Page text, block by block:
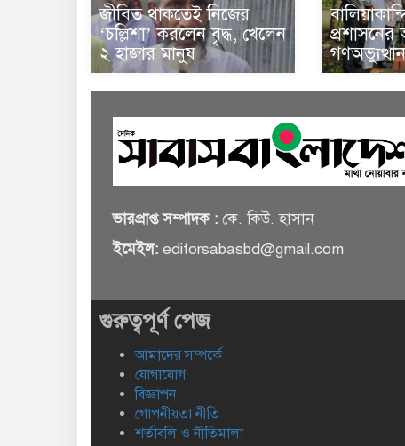
জীবিত থাকতেই নিজের
‘চল্লিশা’ করলেন বৃদ্ধ, খেলেন
২ হাজার মানুষ
ভারপ্রাপ্ত সম্পাদক : কে. কিউ. হাসান
ইমেইল: editorsabasbd@gmail.com
গুরুত্বপূর্ণ পেজ
আমাদের সম্পর্কে
যোগাযোগ
বিজ্ঞাপন
গোপনীয়তা নীতি
শর্তাবলি ও নীতিমালা